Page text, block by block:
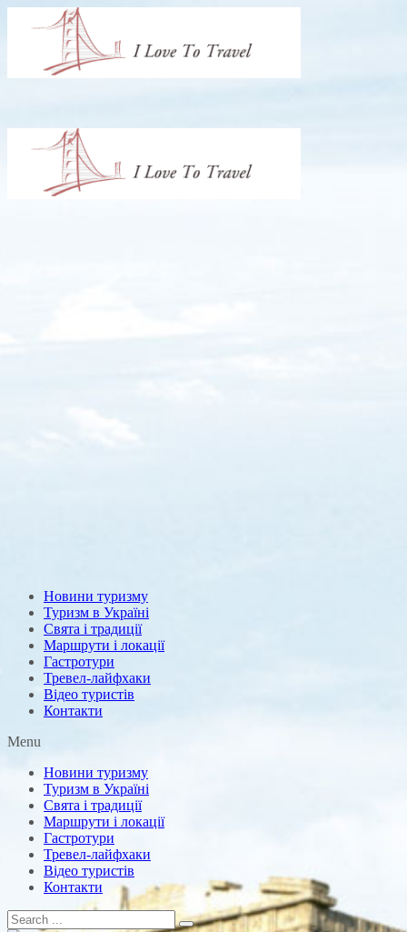
Новини туризму
Туризм в Україні
Свята і традиції
Маршрути і локації
Гастротури
Тревел-лайфхаки
Відео туристів
Контакти
Menu
Новини туризму
Туризм в Україні
Свята і традиції
Маршрути і локації
Гастротури
Тревел-лайфхаки
Відео туристів
Контакти